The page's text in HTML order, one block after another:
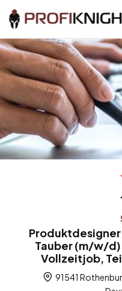
Tauber (m/w/
Vollzeitjob,
91541